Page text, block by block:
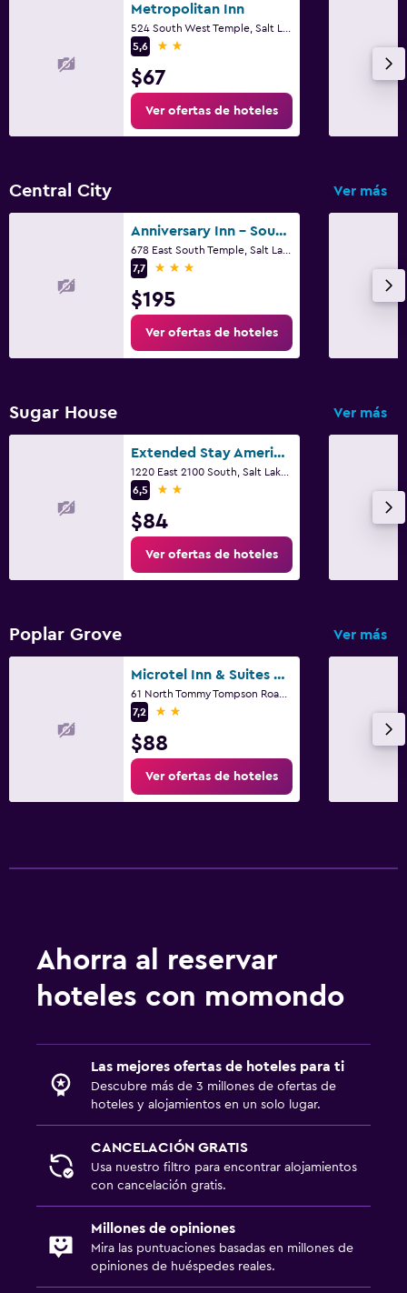
Metropolitan Inn
5,6
2 estrellas
$67
Ver ofertas de hoteles
Central City Ver más
Anniversary Inn - South Temple
7,7
3 estrellas
$195
Ver ofertas de hoteles
Sugar House Ver más
Extended Stay America Suites - Salt Lake City - Sugar House
6,5
2 estrellas
$84
Ver ofertas de hoteles
Poplar Grove Ver más
Microtel Inn & Suites by Wyndham Salt Lake City Airport
7,2
2 estrellas
$88
Ver ofertas de hoteles
Ahorra al reservar
hoteles con momondo
Las mejores ofertas de hoteles para ti
Descubre más de 3 millones de ofertas de
hoteles y alojamientos en un solo lugar.
CANCELACIÓN GRATIS
Usa nuestro filtro para encontrar alojamientos
con cancelación gratis.
Millones de opiniones
Mira las puntuaciones basadas en millones de
opiniones de huéspedes reales.